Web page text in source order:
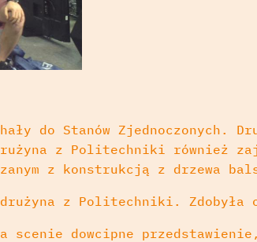
do Stanów Zjednoczonych.
z Politechniki również
z konstrukcją z drzewa
z Politechniki. Zdobyła
scenie dowcipne